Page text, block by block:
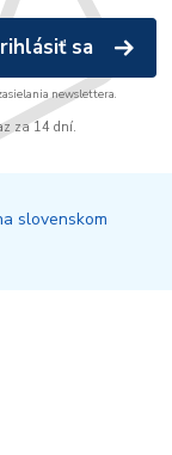
sa
newslettera.
za 14 dní.